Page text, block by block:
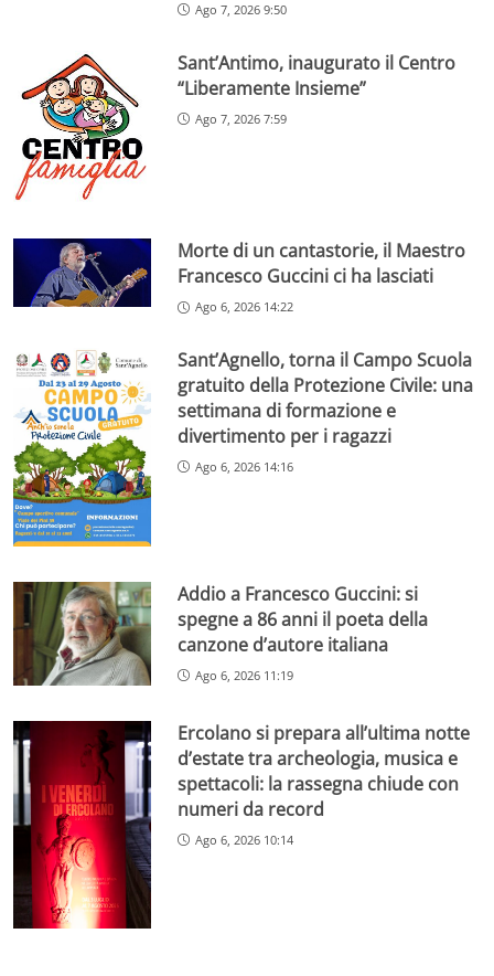
Ago 7, 2026 9:50
Sant’Antimo, inaugurato il Centro
“Liberamente Insieme”
Ago 7, 2026 7:59
Morte di un cantastorie, il Maestro
Francesco Guccini ci ha lasciati
Ago 6, 2026 14:22
Sant’Agnello, torna il Campo Scuola
gratuito della Protezione Civile: una
settimana di formazione e
divertimento per i ragazzi
Ago 6, 2026 14:16
Addio a Francesco Guccini: si
spegne a 86 anni il poeta della
canzone d’autore italiana
Ago 6, 2026 11:19
Ercolano si prepara all’ultima notte
d’estate tra archeologia, musica e
spettacoli: la rassegna chiude con
numeri da record
Ago 6, 2026 10:14